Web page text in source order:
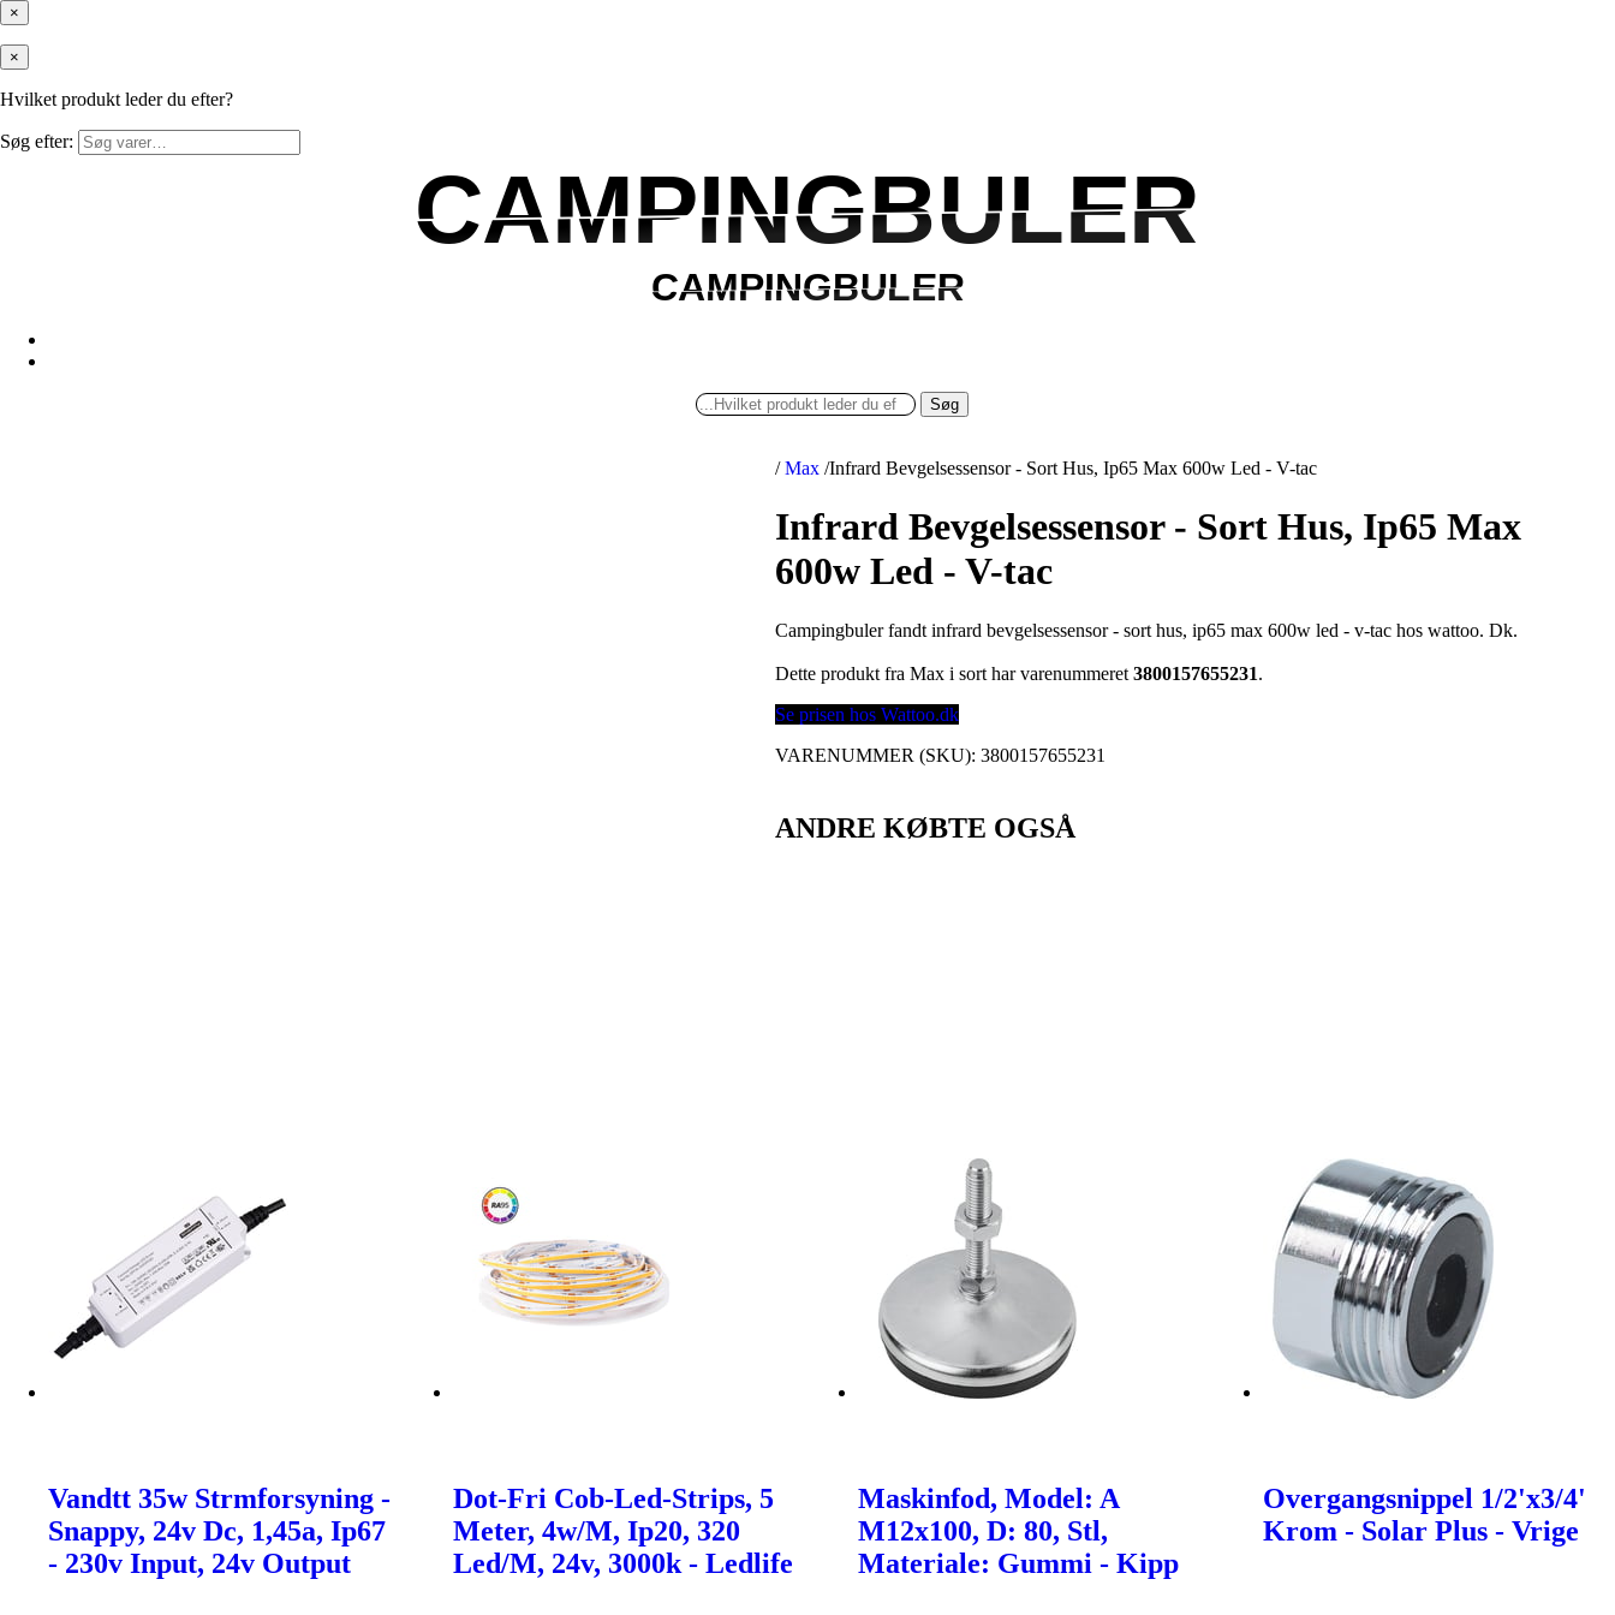
×
×
Hvilket produkt leder du efter?
Søg efter:
CAMPINGBULER
CAMPINGBULER
CAMPINGBULER
CAMPINGBULER
Søg
/ Max /Infrard Bevgelsessensor - Sort Hus, Ip65 Max 600w Led - V-tac
Infrard Bevgelsessensor - Sort Hus, Ip65 Max
600w Led - V-tac
Campingbuler fandt infrard bevgelsessensor - sort hus, ip65 max 600w led - v-tac hos wattoo. Dk.
Dette produkt fra Max i sort har varenummeret3800157655231.
Se prisen hos Wattoo.dk
VARENUMMER (SKU):3800157655231
ANDRE KØBTE OGSÅ
Vandtt 35w Strmforsyning -
Snappy, 24v Dc, 1,45a, Ip67
- 230v Input, 24v Output
Dot-Fri Cob-Led-Strips, 5
Meter, 4w/M, Ip20, 320
Led/M, 24v, 3000k - Ledlife
Maskinfod, Model: A
M12x100, D: 80, Stl,
Materiale: Gummi - Kipp
Overgangsnippel 1/2'x3/4'
Krom - Solar Plus - Vrige